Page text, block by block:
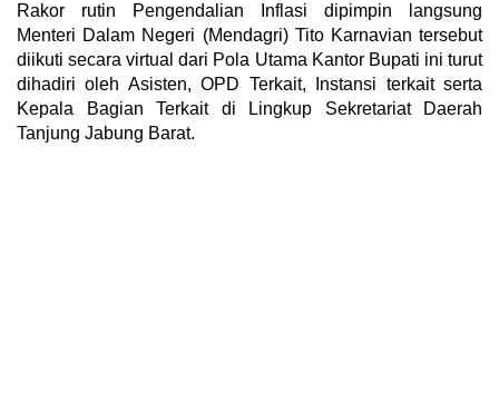
Rakor rutin Pengendalian Inflasi dipimpin langsung
Menteri Dalam Negeri (Mendagri) Tito Karnavian tersebut
diikuti secara virtual dari Pola Utama Kantor Bupati ini turut
dihadiri oleh Asisten, OPD Terkait, Instansi terkait serta
Kepala Bagian Terkait di Lingkup Sekretariat Daerah
Tanjung Jabung Barat.